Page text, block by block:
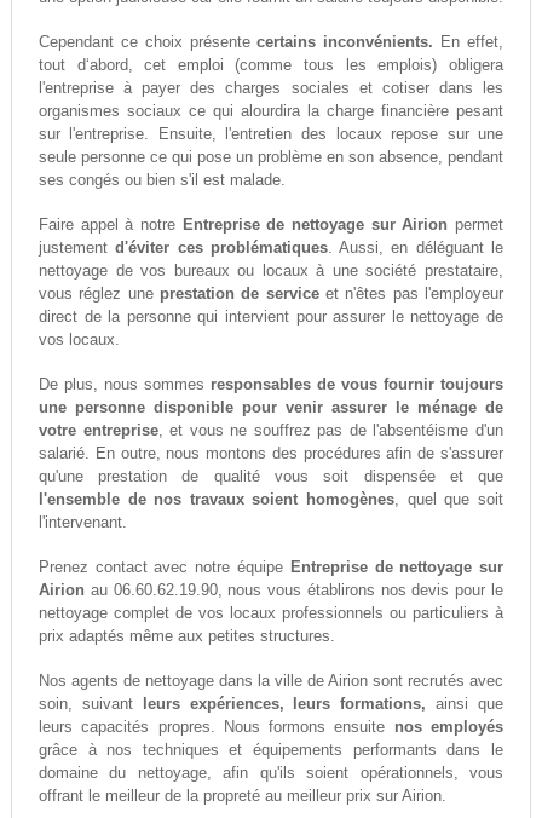
Cependant ce choix présentecertains inconvénients. En effet,
tout d‘abord, cet emploi (comme tous les emplois) obligera
l'entreprise à payer des charges sociales et cotiser dans les
organismes sociaux ce qui alourdira la charge financière pesant
sur l'entreprise. Ensuite, l'entretien des locaux repose sur une
seule personne ce qui pose un problème en son absence, pendant
ses congés ou bien s'il est malade.
Faire appel à notre Entreprise de nettoyage sur Airion permet
justementd'éviter ces problématiques. Aussi, en déléguant le
nettoyage de vos bureaux ou locaux à une société prestataire,
vous réglez une prestation de serviceet n'êtes pas l'employeur
direct de la personne qui intervient pour assurer le nettoyage de
vos locaux.
De plus, nous sommes responsables de vous fournir toujours
une personne disponible pour venir assurer le ménage de
votre entreprise, et vous ne souffrez pas de l'absentéisme d'un
salarié. En outre, nous montons des procédures afin de s'assurer
qu'une prestation de qualité vous soit dispensée et que
l'ensemble de nos travaux soient homogènes, quel que soit
l'intervenant.
Prenez contact avec notre équipe Entreprise de nettoyage sur
Airion au 06.60.62.19.90, nous vous établirons nos devis pour le
nettoyage complet de vos locaux professionnels ou particuliers à
prix adaptés même aux petites structures.
Nos agents de nettoyage dans la ville de Airion sont recrutés avec
soin, suivant
leurs expériences, leurs formations, ainsi que
leurs capacités propres. Nous formons ensuite nos employés
grâce à nos techniques et équipements performants dans le
domaine du nettoyage, afin qu'ils soient opérationnels, vous
offrant le meilleur de la propreté au meilleur prix sur Airion.